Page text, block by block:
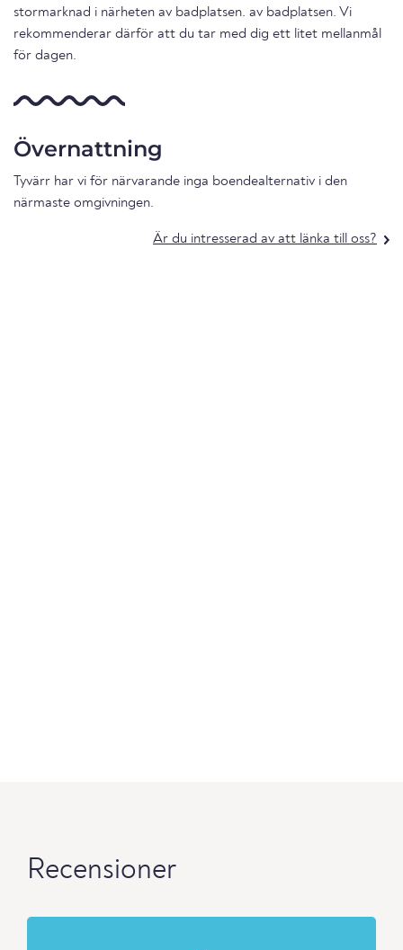
stormarknad i närheten av badplatsen. av badplatsen. Vi
rekommenderar därför att du tar med dig ett litet mellanmål
för dagen.
Övernattning
Tyvärr har vi för närvarande inga boendealternativ i den
närmaste omgivningen.
Är du intresserad av att länka till oss?
Recensioner